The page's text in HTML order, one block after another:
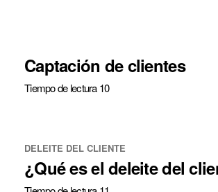
Captación de clientes
Tiempo de lectura 10
DELEITE DEL CLIENTE
¿Qué es el deleite del